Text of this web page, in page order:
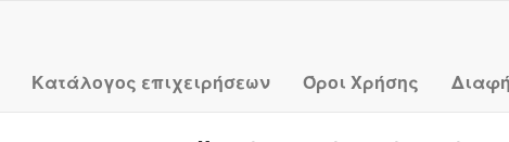
Κατάλογος επιχειρήσεων Όροι Χρήσης